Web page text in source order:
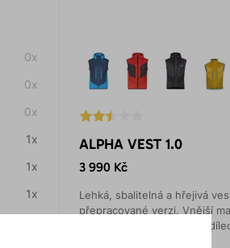
0x
0x
0x
1x
1x
1x
ALPHA VEST 1.0
3 990 Kč
Lehká, sbalitelná a hřejivá
přepracované verzi. Vnější
Quantum Air je v bočních